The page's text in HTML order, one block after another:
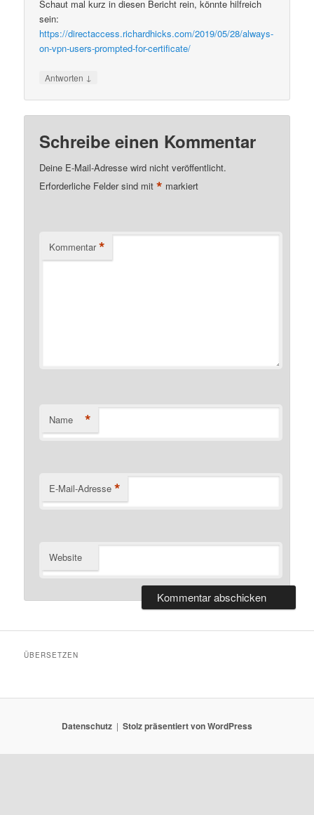
Schaut mal kurz in diesen Bericht rein, könnte hilfreich
sein:
https://directaccess.richardhicks.com/2019/05/28/always-
on-vpn-users-prompted-for-certificate/
Antworten ↓
Schreibe einen Kommentar
Deine E-Mail-Adresse wird nicht veröffentlicht.
Erforderliche Felder sind mit* markiert
Kommentar *
Name *
E-Mail-Adresse *
Website
ÜBERSETZEN
Datenschutz Stolz präsentiert von WordPress